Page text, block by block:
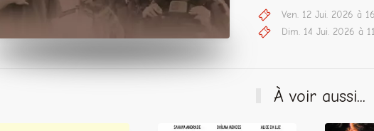
Ven. 12 Jui. 2026 à
Dim. 14 Jui. 2026 à
À voir aussi...